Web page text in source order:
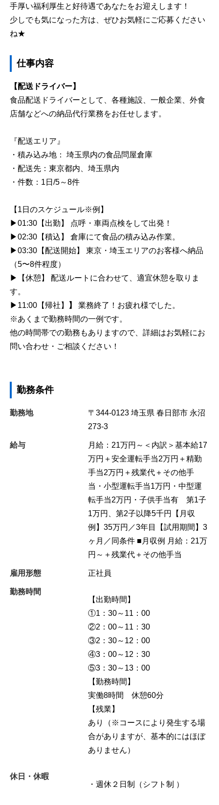
手厚い福利厚生と好待遇であなたをお迎えします！
少しでも気になった方は、ぜひお気軽にご応募ください
ね★
仕事内容
【配送ドライバー】
食品配送ドライバーとして、各種施設、一般企業、外食
店舗などへの納品代行業務をお任せします。
『配送エリア』
・積み込み地： 埼玉県内の食品問屋倉庫
・配送先：東京都内、埼玉県内
・件数：1日/5～8件
【1日のスケジュール※例】
▶01:30【出勤】 点呼・車両点検をして出発！
▶02:30【積込】 倉庫にて食品の積み込み作業。
▶03:30【配送開始】 東京・埼玉エリアのお客様へ納品
（5〜8件程度）
▶【休憩】 配送ルートに合わせて、適宜休憩を取りま
す。
▶11:00【帰社】
】
業務終了！お疲れ様でした。
※あくまで勤務時間の一例です。
他の時間帯での勤務もありますので、詳細はお気軽にお
問い合わせ・ご相談ください！
勤務条件
勤務地 〒344-0123 埼玉県 春日部市 永沼
273-3
給与
月給：21万円～＜内訳＞基本給17
万円＋安全運転手当2万円＋精勤
手当2万円＋残業代＋その他手
当・小型運転手当1万円・中型運
転手当2万円・子供手当有 第1子
1万円、第2子以降5千円【月収
例】35万円／3年目【試用期間】3
ヶ月／同条件 ■月収例 月給：21万
円～＋残業代＋その他手当
雇用形態 正社員
勤務時間
【出勤時間】
①1：30～11：00
②2：00～11：30
③2：30～12：00
④3：00～12：30
⑤3：30～13：00
【勤務時間】
実働8時間 休憩60分
【残業】
あり（※コースにより発生する場
合がありますが、基本的にはほぼ
ありません）
休日・休暇
・週休２日制（シフト制 ）